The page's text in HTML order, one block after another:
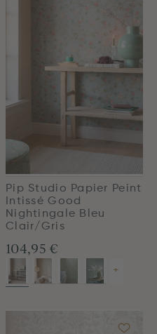
Pip Studio Papier Peint
Intissé Good
Nightingale Bleu
Clair/Gris
104,95 €
+